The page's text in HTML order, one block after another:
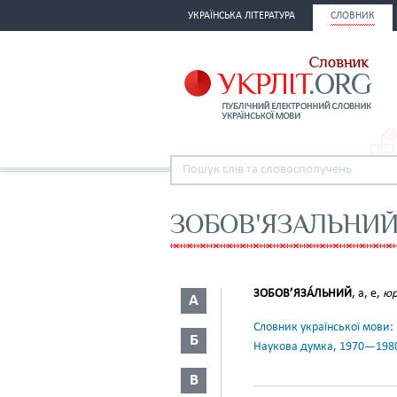
УКРАЇНСЬКА ЛІТЕРАТУРА СЛОВНИК
ЗОБОВ'ЯЗАЛЬНИЙ
А
Б
В
ЗОБОВ’ЯЗА́ЛЬНИЙ, а, е,
Словник української
Наукова думка,